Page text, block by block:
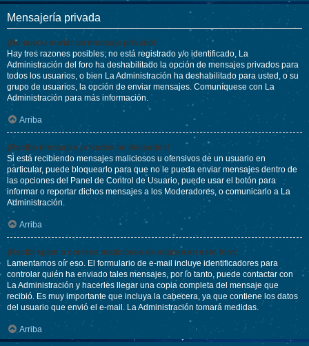
Mensajería privada
¡No puedo enviar un mensaje privado!
Hay tres razones posibles; no está registrado y/o identificado, La
Administración del foro ha deshabilitado la opción de mensajes privados para
todos los usuarios, o bien La Administración ha deshabilitado para usted, o su
grupo de usuarios, la opción de enviar mensajes. Comuníquese con La
Administración para más información.
Arriba
¡Recibo mensajes privados no deseados!
Si está recibiendo mensajes maliciosos u ofensivos de un usuario en
particular, puede bloquearlo para que no le pueda enviar mensajes dentro de
las opciones del Panel de Control de Usuario, puede usar el botón para
informar o reportar dichos mensajes a los Moderadores, o comunicarlo a La
Administración.
Arriba
¡Recibí spam o correos maliciosos de alguien en este foro!
Lamentamos oír eso. El formulario de e-mail incluye identificadores para
controlar quién ha enviado tales mensajes, por lo tanto, puede contactar con
La Administración y hacerles llegar una copia completa del mensaje que
recibió. Es muy importante que incluya la cabecera, ya que contiene los datos
del usuario que envió el e-mail. La Administración tomará medidas.
Arriba